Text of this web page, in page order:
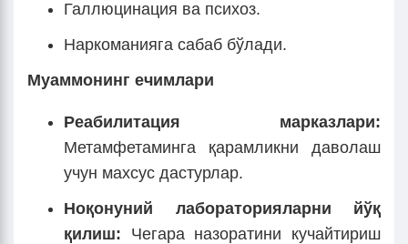
Галлюцинация ва психоз.
Наркоманияга сабаб бўлади.
Муаммонинг ечимлари
Реабилитация марказлари:
Метамфетаминга қарамликни даволаш
учун махсус дастурлар.
Ноқонуний лабораторияларни йўқ
қилиш: Чегара назоратини кучайтириш